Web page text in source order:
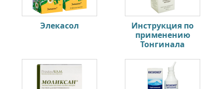
Элекасол
Инструкция по
применению
Тонгинала